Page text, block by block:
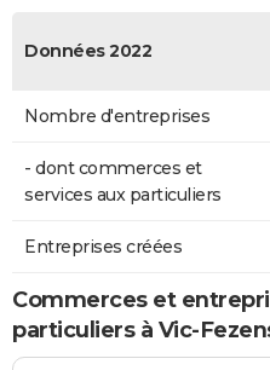
Données 2022
Nombre d'entreprises
- dont commerces et
services aux particuliers
Entreprises créées
Commerces et
particuliers à Vic-